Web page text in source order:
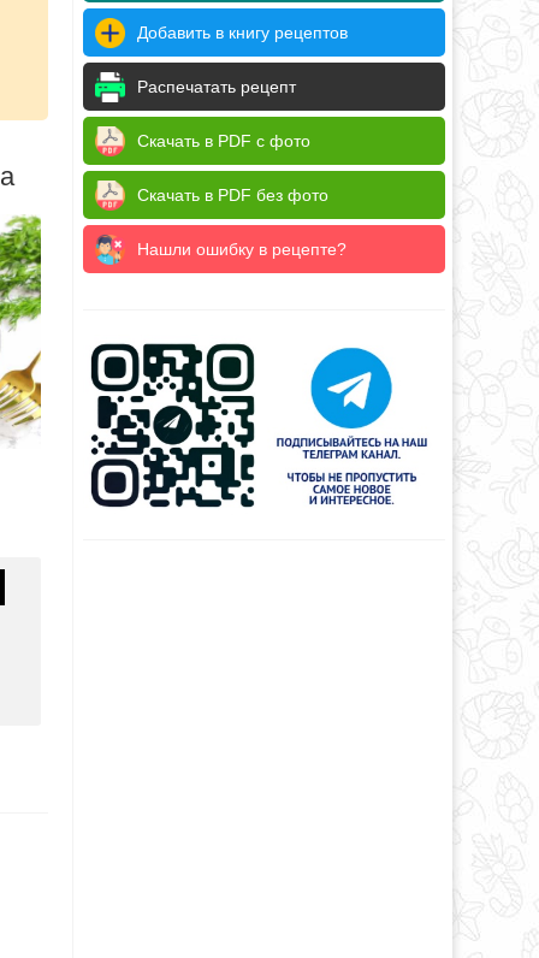
Добавить в книгу рецептов
Распечатать рецепт
Скачать в PDF с фото
Скачать в PDF без фото
Нашли ошибку в рецепте?